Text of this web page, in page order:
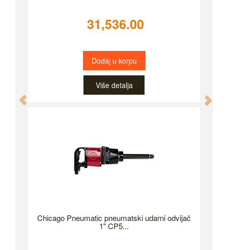
31,536.00
Dodaj u korpu
Više detalja
Chicago Pneumatic pneumatski udarni odvijač
1" CP5...